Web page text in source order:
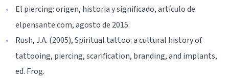
El piercing: origen, historia y significado, artículo de
elpensante.com, agosto de 2015.
Rush, J.A. (2005), Spiritual tattoo: a cultural history of
tattooing, piercing, scarification, branding, and implants,
ed. Frog.